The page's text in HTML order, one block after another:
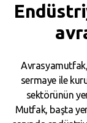
sermaye ile
sektörünün
Mutfak, başta